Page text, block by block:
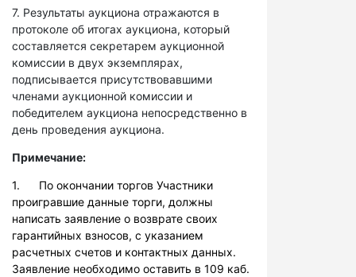
7. Результаты аукциона отражаются в
протоколе об итогах аукциона, который
составляется секретарем аукционной
комиссии в двух экземплярах,
подписывается присутствовавшими
членами аукционной комиссии и
победителем аукциона непосредственно в
день проведения аукциона.
Примечание:
1. По окончании торгов Участники
проигравшие данные торги, должны
написать заявление о возврате своих
гарантийных взносов, с указанием
расчетных счетов и контактных данных.
Заявление необходимо оставить в 109 каб.